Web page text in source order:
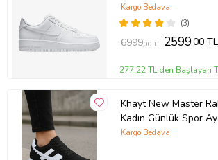
(3)
Kargo Bedava
6999,00 TL 2599,00 TL
277,22 TL'den Başlayan
Khayt New Master
Kadın Günlük Spor
Beyaz)
Kargo Bedava